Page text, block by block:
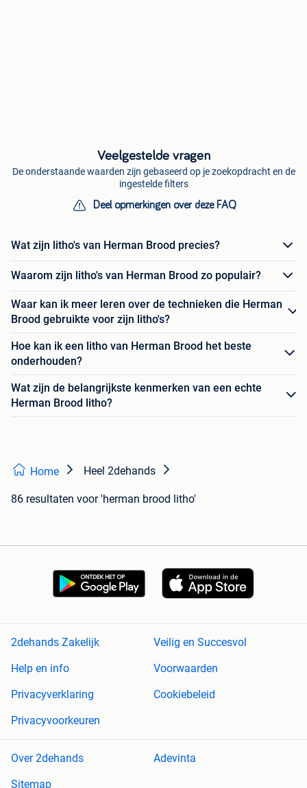
Veelgestelde vragen
De onderstaande waarden zijn gebaseerd op je zoekopdracht en de
ingestelde filters
Deel opmerkingen over deze FAQ
Wat zijn litho's van Herman Brood precies?
Waarom zijn litho's van Herman Brood zo populair?
Waar kan ik meer leren over de technieken die Herman
Brood gebruikte voor zijn litho's?
Hoe kan ik een litho van Herman Brood het beste
onderhouden?
Wat zijn de belangrijkste kenmerken van een echte
Herman Brood litho?
Home Heel 2dehands
86 resultaten voor 'herman brood litho'
2dehands Zakelijk
Veilig en Succesvol
Help en info
Voorwaarden
Privacyverklaring
Cookiebeleid
Privacyvoorkeuren
Over 2dehands
Adevinta
Sitemap